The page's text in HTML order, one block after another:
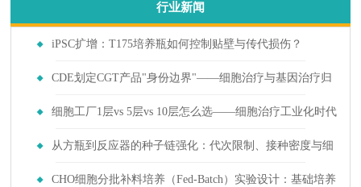
行业新闻
iPSC扩增：T175培养瓶如何控制贴壁与传代损伤？
CDE划定CGT产品"身份边界"——细胞治疗与基因治疗归
入不同监管轨道后上游培养耗材需求如何分化
细胞工厂1层vs 5层vs 10层怎么选——细胞治疗工业化时代
的选择指南
从方瓶到反应器的种子链强化：代次限制、接种密度与细
胞年龄对生产稳定性的影响
CHO细胞分批补料培养（Fed-Batch）实验设计：基础培养